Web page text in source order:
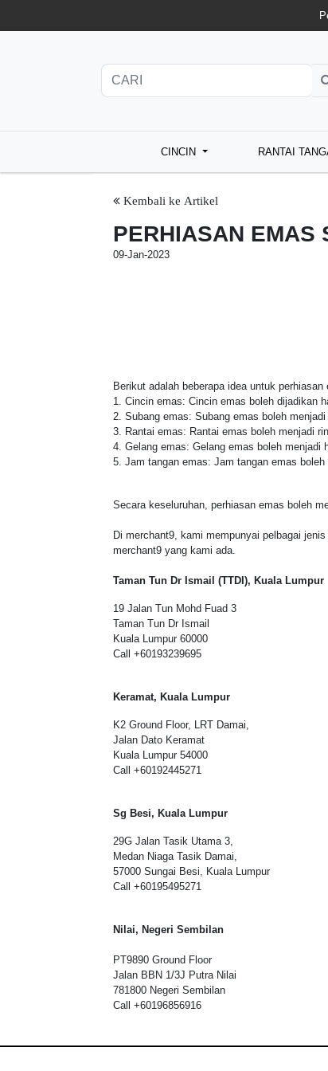
CINCIN RANTAI
Kembali ke Artikel
PERHIASAN EMAS
09-Jan-2023
Berikut adalah beberapa idea untuk perhiasan
Cincin emas: Cincin emas boleh dijadikan
Subang emas: Subang emas boleh
Rantai emas: Rantai emas boleh menjadi
Gelang emas: Gelang emas boleh menjadi
Jam tangan emas: Jam tangan emas
Secara keseluruhan, perhiasan emas boleh
Di merchant9, kami mempunyai pelbagai
merchant9 yang kami ada.
Taman Tun Dr Ismail (TTDI), Kuala Lumpur
19 Jalan Tun Mohd Fuad 3
Taman Tun Dr Ismail
Kuala Lumpur 60000
Call +60193239695
Keramat, Kuala Lumpur
K2 Ground Floor, LRT Damai,
Jalan Dato Keramat
Kuala Lumpur 54000
Call +60192445271
Sg Besi, Kuala Lumpur
29G Jalan Tasik Utama 3,
Medan Niaga Tasik Damai,
57000 Sungai Besi, Kuala Lumpur
Call +60195495271
Nilai, Negeri Sembilan
PT9890 Ground Floor
Jalan BBN 1/3J Putra Nilai
781800 Negeri Sembilan
Call +60196856916